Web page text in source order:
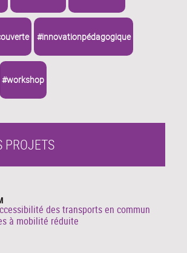
#innovationpédagogique
#workshop
PROJETS
des transports en commun
à mobilité réduite